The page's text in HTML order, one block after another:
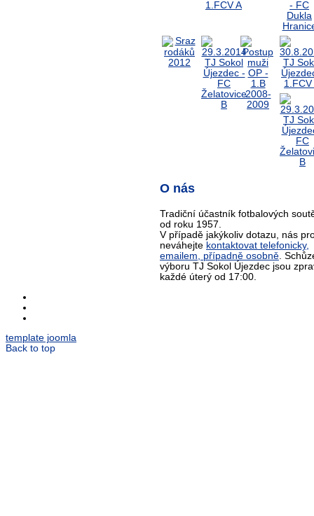
O nás
Tradiční účastník fotbalových
od roku 1957.
V případě jakýkoliv dotazu, nás
neváhejte kontaktovat telefonicky,
emailem, případně osobně.
výboru TJ Sokol Újezdec jsou
každé úterý od 17:00.
template joomla
Back to top